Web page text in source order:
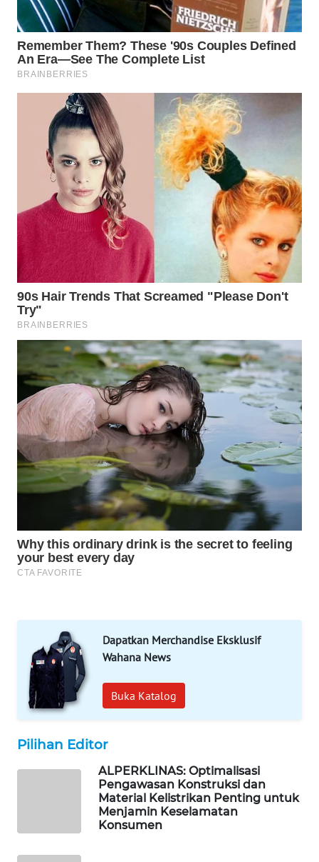
Dapatkan Merchandise Eksklusif
Wahana News
Buka Katalog
Pilihan Editor
ALPERKLINAS: Optimalisasi
Pengawasan Konstruksi dan
Material Kelistrikan Penting untuk
Menjamin Keselamatan
Konsumen
WAHANA
TV
WAHANANEWS
WAHANANEWS
CO ID
WAHANANEWS
NET
WAHANA
SPORT
WAHANA
UMKM
WAHANA
SELEB
WAHANA
PERSONA
WAHANA
OTOMOTIF
WAHANA
WAHANA
DESA
WISATA
LAPAK
WAHANA
Wahana
Network
KONSUMEN
LISTRIK
MASYARAKAT